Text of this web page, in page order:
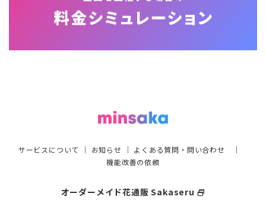
サービスについて ｜ お知らせ ｜ よくある質問・問い合わせ ｜
機能改善の依頼
オーダーメイド花通販 Sakaseru select_window